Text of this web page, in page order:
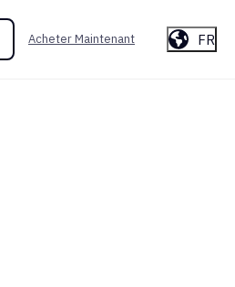
Acheter Maintenant FR